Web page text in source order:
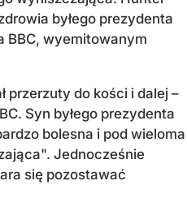
byłego prezydenta
BBC, wyemitowanym
przerzuty do kości i dalej –
Syn byłego prezydenta
bolesna i pod wieloma
Jednocześnie
się pozostawać